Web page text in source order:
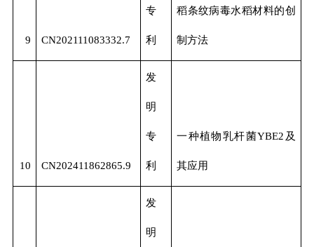
9 CN202111083332.7
专
利
稻条纹病毒水稻材料的创
制方法
10 CN202411862865.9
发
明
专
利
一种植物乳杆菌YBE2及
其应用
发
明